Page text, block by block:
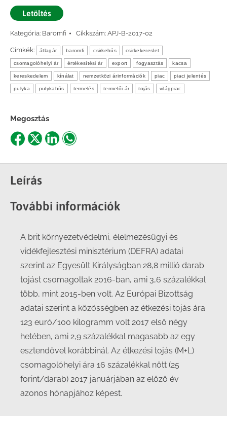
Letöltés
Kategória: Baromfi Cikkszám: APJ-B-2017-02
Címkék: átlagár baromfi csirkehús csirkekereslet
csomagolóhelyi ár értékesítési ár export fogyasztás kacsa
kereskedelem kínálat nemzetközi árinformációk piac piaci jelentés
pulyka pulykahús termelés termelői ár tojás világpiac
Megosztás
Share
Facebook
Share
X
ShareShare
Leírás
További információk
A brit környezetvédelmi, élelmezésügyi és
vidékfejlesztési minisztérium (DEFRA) adatai
szerint az Egyesült Királyságban 28,8 millió darab
tojást csomagoltak 2016-ban, ami 3,6 százalékkal
több, mint 2015-ben volt. Az Európai Bizottság
adatai szerint a közösségben az étkezési tojás ára
123 euró/100 kilogramm volt 2017 első négy
hetében, ami 2,9 százalékkal magasabb az egy
esztendővel korábbinál. Az étkezési tojás (M+L)
csomagolóhelyi ára 16 százalékkal nőtt (25
forint/darab) 2017 januárjában az előző év
azonos hónapjához képest.